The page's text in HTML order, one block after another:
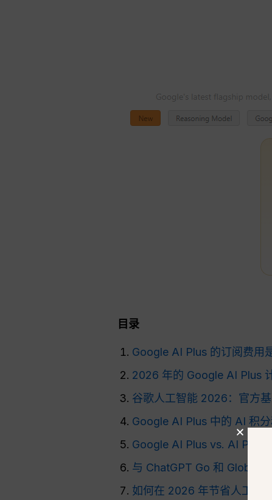
目录
Google AI Plus 的订阅费用
2026 年的 Google AI Plus
谷歌人工智能 2026：官方
Google AI Plus 中的 AI 积分
Google AI Plus vs. AI Pro
与 ChatGPT Go 和
如何在 2026 年节省人工智